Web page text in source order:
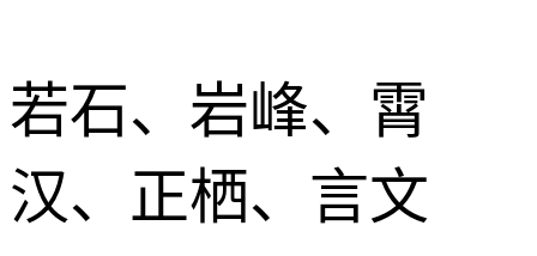
若石、岩峰、霄
汉、正栖、言文